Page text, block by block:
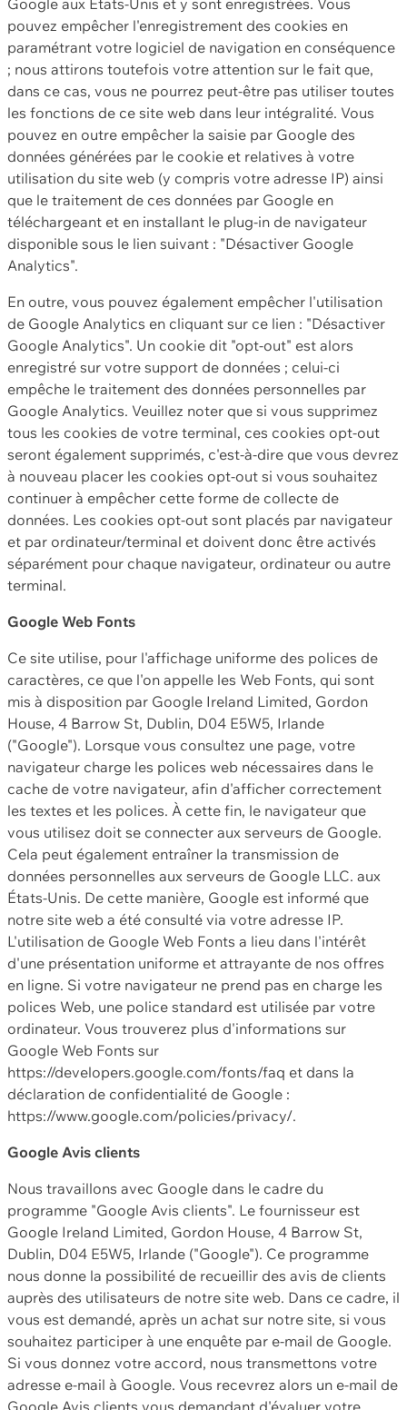
Google aux États-Unis et y sont enregistrées. Vous
pouvez empêcher l'enregistrement des cookies en
paramétrant votre logiciel de navigation en conséquence
; nous attirons toutefois votre attention sur le fait que,
dans ce cas, vous ne pourrez peut-être pas utiliser toutes
les fonctions de ce site web dans leur intégralité. Vous
pouvez en outre empêcher la saisie par Google des
données générées par le cookie et relatives à votre
utilisation du site web (y compris votre adresse IP) ainsi
que le traitement de ces données par Google en
téléchargeant et en installant le plug-in de navigateur
disponible sous le lien suivant : "Désactiver Google
Analytics".
En outre, vous pouvez également empêcher l'utilisation
de Google Analytics en cliquant sur ce lien : "Désactiver
Google Analytics". Un cookie dit "opt-out" est alors
enregistré sur votre support de données ; celui-ci
empêche le traitement des données personnelles par
Google Analytics. Veuillez noter que si vous supprimez
tous les cookies de votre terminal, ces cookies opt-out
seront également supprimés, c'est-à-dire que vous devrez
à nouveau placer les cookies opt-out si vous souhaitez
continuer à empêcher cette forme de collecte de
données. Les cookies opt-out sont placés par navigateur
et par ordinateur/terminal et doivent donc être activés
séparément pour chaque navigateur, ordinateur ou autre
terminal.
Google Web Fonts
Ce site utilise, pour l'affichage uniforme des polices de
caractères, ce que l'on appelle les Web Fonts, qui sont
mis à disposition par Google Ireland Limited, Gordon
House, 4 Barrow St, Dublin, D04 E5W5, Irlande
("Google"). Lorsque vous consultez une page, votre
navigateur charge les polices web nécessaires dans le
cache de votre navigateur, afin d'afficher correctement
les textes et les polices. À cette fin, le navigateur que
vous utilisez doit se connecter aux serveurs de Google.
Cela peut également entraîner la transmission de
données personnelles aux serveurs de Google LLC. aux
États-Unis. De cette manière, Google est informé que
notre site web a été consulté via votre adresse IP.
L'utilisation de Google Web Fonts a lieu dans l'intérêt
d'une présentation uniforme et attrayante de nos offres
en ligne. Si votre navigateur ne prend pas en charge les
polices Web, une police standard est utilisée par votre
ordinateur. Vous trouverez plus d'informations sur
Google Web Fonts sur
https://developers.google.com/fonts/faq et dans la
déclaration de confidentialité de Google :
https://www.google.com/policies/privacy/.
Google Avis clients
Nous travaillons avec Google dans le cadre du
programme "Google Avis clients". Le fournisseur est
Google Ireland Limited, Gordon House, 4 Barrow St,
Dublin, D04 E5W5, Irlande ("Google"). Ce programme
nous donne la possibilité de recueillir des avis de clients
auprès des utilisateurs de notre site web. Dans ce cadre, il
vous est demandé, après un achat sur notre site, si vous
souhaitez participer à une enquête par e-mail de Google.
Si vous donnez votre accord, nous transmettons votre
adresse e-mail à Google. Vous recevrez alors un e-mail de